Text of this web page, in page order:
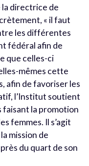
la directrice de
« il faut
les différentes
fédéral afin de
que celles-ci
mêmes cette
afin de favoriser les
l’Institut soutient
la promotion
femmes. Il s’agit
mission de
du quart de son